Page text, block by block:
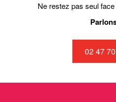
Ne restez pas seul
02 47